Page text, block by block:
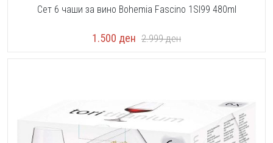
Сет 6 чаши за вино Bohemia Fascino 1SI99 480ml
1.500 ден 2.999ден